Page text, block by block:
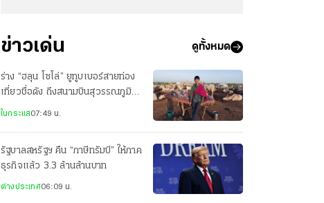
ข่าวเด่น ดูทั้งหมด
ร่าง “ฮลุน โซโล่” ยูทูบเบอร์สายท่อง
เที่ยวชื่อดัง ถึงสนามบินสุวรรณภูมิ
แล้ว
ในกระแส07:49 น.
รัฐบาลสหรัฐฯ คืน “ภาษีทรัมป์” ให้ภาค
ธุรกิจแล้ว 3.3 ล้านล้านบาท
ต่างประเทศ06:09 น.